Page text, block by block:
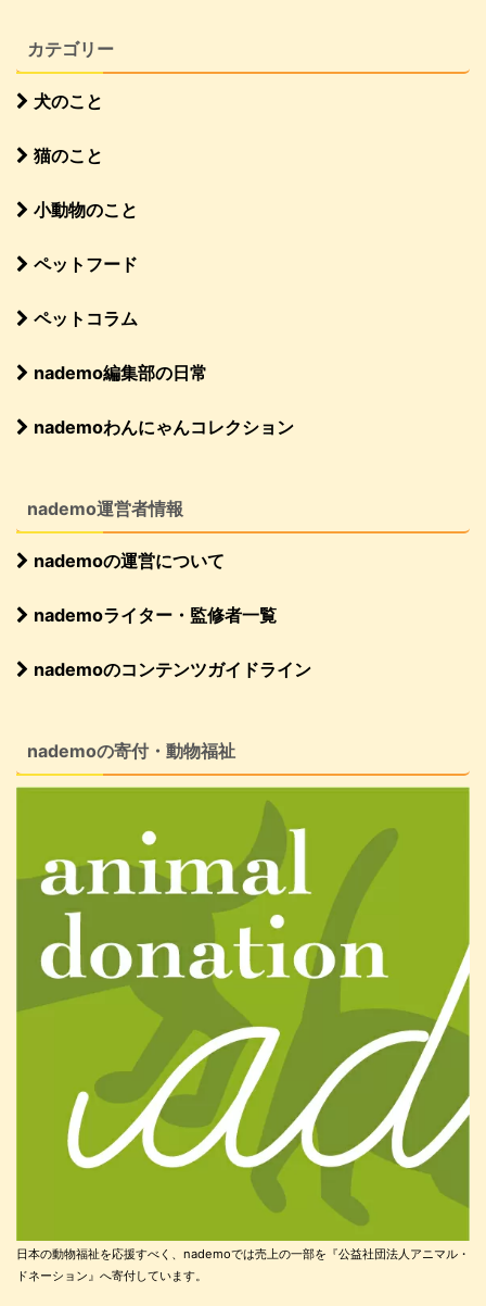
カテゴリー
犬のこと
猫のこと
小動物のこと
ペットフード
ペットコラム
nademo編集部の日常
nademoわんにゃんコレクション
nademo運営者情報
nademoの運営について
nademoライター・監修者一覧
nademoのコンテンツガイドライン
nademoの寄付・動物福祉
日本の動物福祉を応援すべく、nademoでは売上の一部を『公益社団法人アニマル・
ドネーション』へ寄付しています。